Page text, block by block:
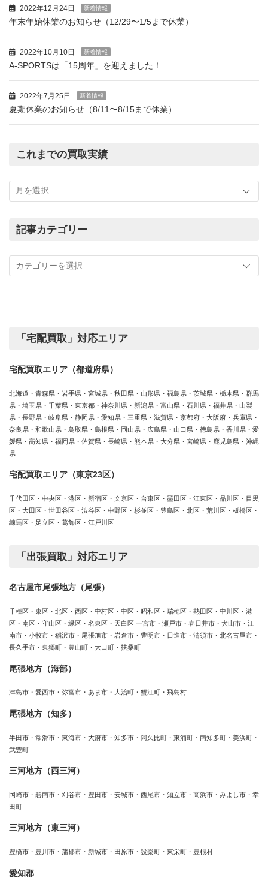
2022年12月24日 新着情報
年末年始休業のお知らせ（12/29〜1/5まで休業）
2022年10月10日 新着情報
A-SPORTSは「15周年」を迎えました！
2022年7月25日 新着情報
夏期休業のお知らせ（8/11〜8/15まで休業）
これまでの買取実績
ま
の
績
記事カテゴリー
カ
「宅配買取」対応エリア
宅配買取エリア（都道府県）
北海道・青森県・岩手県・宮城県・秋田県・山形県・福島県・茨城県・栃木県・群馬
県・埼玉県・千葉県・東京都・神奈川県・新潟県・富山県・石川県・福井県・山梨
県・長野県・岐阜県・静岡県・愛知県・三重県・滋賀県・京都府・大阪府・兵庫県・
奈良県・和歌山県・鳥取県・島根県・岡山県・広島県・山口県・徳島県・香川県・愛
媛県・高知県・福岡県・佐賀県・長崎県・熊本県・大分県・宮崎県・鹿児島県・沖縄
県
宅配買取エリア（東京23区）
千代田区・中央区・港区・新宿区・文京区・台東区・墨田区・江東区・品川区・目黒
区・大田区・世田谷区・渋谷区・中野区・杉並区・豊島区・北区・荒川区・板橋区・
練馬区・足立区・葛飾区・江戸川区
「出張買取」対応エリア
名古屋市尾張地方（尾張）
千種区・東区・北区・西区・中村区・中区・昭和区・瑞穂区・熱田区・中川区・港
区・南区・守山区・緑区・名東区・天白区 一宮市・瀬戸市・春日井市・犬山市・江
南市・小牧市・稲沢市・尾張旭市・岩倉市・豊明市・日進市・清須市・北名古屋市・
長久手市・東郷町・豊山町・大口町・扶桑町
尾張地方（海部）
津島市・愛西市・弥富市・あま市・大治町・蟹江町・飛島村
尾張地方（知多）
半田市・常滑市・東海市・大府市・知多市・阿久比町・東浦町・南知多町・美浜町・
武豊町
三河地方（西三河）
岡崎市・碧南市・刈谷市・豊田市・安城市・西尾市・知立市・高浜市・みよし市・幸
田町
三河地方（東三河）
豊橋市・豊川市・蒲郡市・新城市・田原市・設楽町・東栄町・豊根村
愛知郡